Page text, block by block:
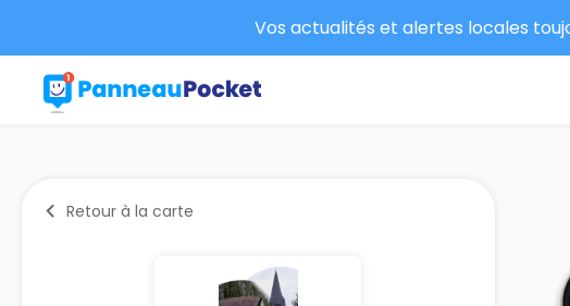
Vos actualités et alertes locales
Retour à la carte